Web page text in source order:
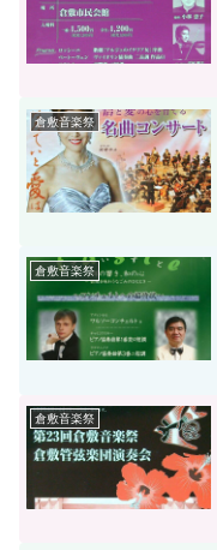
倉敷音楽祭
倉敷音楽祭
倉敷音楽祭